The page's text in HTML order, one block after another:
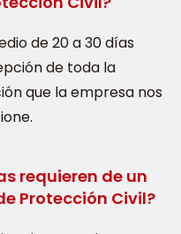
de 20 a 30 días
de toda la
que la empresa nos
requieren de un
Protección Civil?